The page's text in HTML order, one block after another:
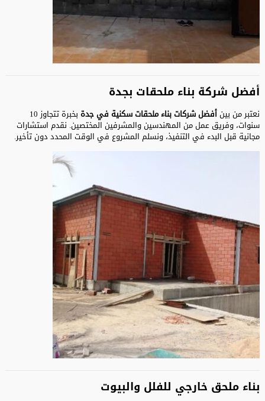
أفضل شركة بناء ملحقات بجدة
نعتبر من بينأفضل شركات بناء ملحقات سكنية في جدة بخبرة تتجاوز 10
سنوات، وفريق عمل من المهندسين والمشرفين المختصين. نقدم استشارات
مجانية قبل البدء في التنفيذ، ونسلم المشروع في الوقت المحدد دون تأخير.
بناء ملحق خارجي للفلل والبيوت